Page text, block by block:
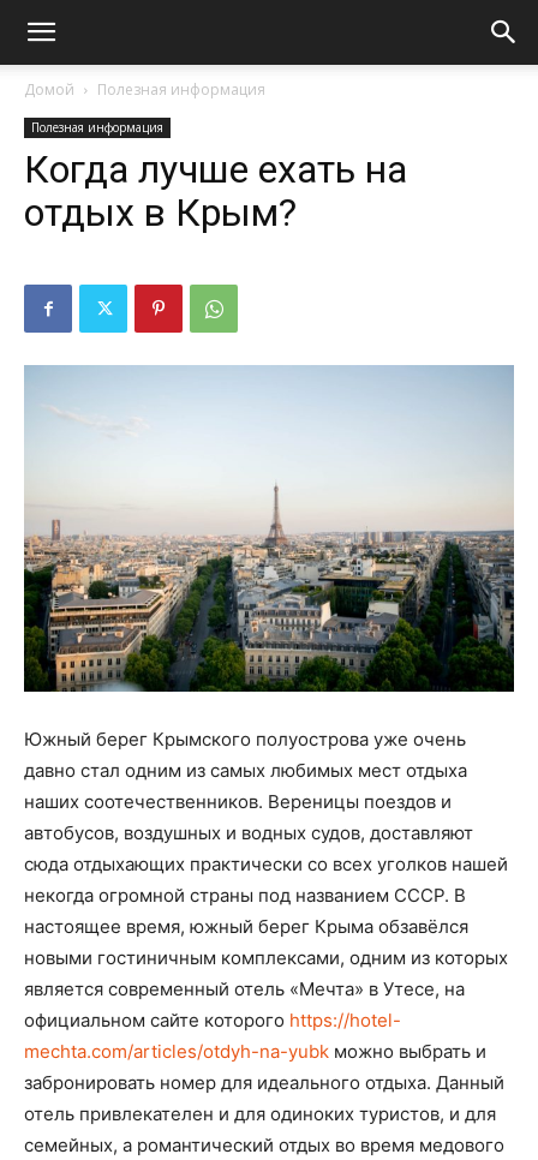
Домой Полезная информация
Полезная информация
Когда лучше ехать на
отдых в Крым?
Южный берег Крымского полуострова уже очень
давно стал одним из самых любимых мест отдыха
наших соотечественников. Вереницы поездов и
автобусов, воздушных и водных судов, доставляют
сюда отдыхающих практически со всех уголков нашей
некогда огромной страны под названием СССР. В
настоящее время, южный берег Крыма обзавёлся
новыми гостиничным комплексами, одним из которых
является современный отель «Мечта» в Утесе, на
официальном сайте которого https://hotel-
mechta.com/articles/otdyh-na-yubk можно выбрать и
забронировать номер для идеального отдыха. Данный
отель привлекателен и для одиноких туристов, и для
семейных, а романтический отдых во время медового